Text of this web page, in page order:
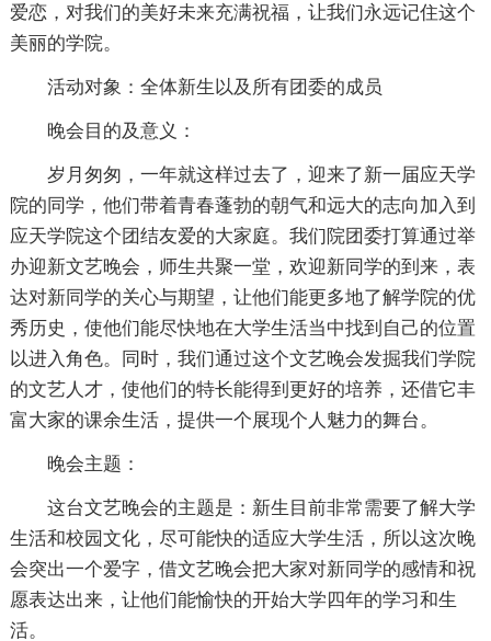
爱恋，对我们的美好未来充满祝福，让我们永远记住这个
美丽的学院。
活动对象：全体新生以及所有团委的成员
晚会目的及意义：
岁月匆匆，一年就这样过去了，迎来了新一届应天学
院的同学，他们带着青春蓬勃的朝气和远大的志向加入到
应天学院这个团结友爱的大家庭。我们院团委打算通过举
办迎新文艺晚会，师生共聚一堂，欢迎新同学的到来，表
达对新同学的关心与期望，让他们能更多地了解学院的优
秀历史，使他们能尽快地在大学生活当中找到自己的位置
以进入角色。同时，我们通过这个文艺晚会发掘我们学院
的文艺人才，使他们的特长能得到更好的培养，还借它丰
富大家的课余生活，提供一个展现个人魅力的舞台。
晚会主题：
这台文艺晚会的主题是：新生目前非常需要了解大学
生活和校园文化，尽可能快的适应大学生活，所以这次晚
会突出一个爱字，借文艺晚会把大家对新同学的感情和祝
愿表达出来，让他们能愉快的开始大学四年的学习和生
活。